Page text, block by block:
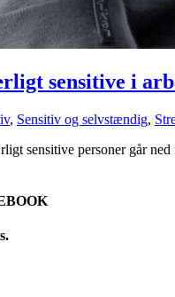
sensitive i
, Sensitiv og selvstændig,
sensitive personer går